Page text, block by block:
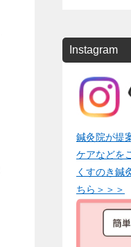
Instagram
鍼灸院が提
ケアなどを
くすのき鍼
ちら＞＞＞